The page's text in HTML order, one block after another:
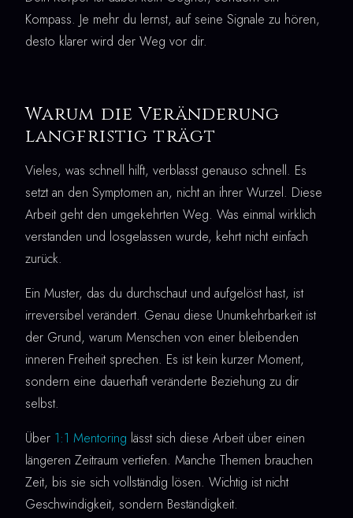
Kompass. Je mehr du lernst, auf seine Signale zu hören,
desto klarer wird der Weg vor dir.
Warum die Veränderung
langfristig trägt
Vieles, was schnell hilft, verblasst genauso schnell. Es
setzt an den Symptomen an, nicht an ihrer Wurzel. Diese
Arbeit geht den umgekehrten Weg. Was einmal wirklich
verstanden und losgelassen wurde, kehrt nicht einfach
zurück.
Ein Muster, das du durchschaut und aufgelöst hast, ist
irreversibel verändert. Genau diese Unumkehrbarkeit ist
der Grund, warum Menschen von einer bleibenden
inneren Freiheit sprechen. Es ist kein kurzer Moment,
sondern eine dauerhaft veränderte Beziehung zu dir
selbst.
Über 1:1 Mentoring lässt sich diese Arbeit über einen
längeren Zeitraum vertiefen. Manche Themen brauchen
Zeit, bis sie sich vollständig lösen. Wichtig ist nicht
Geschwindigkeit, sondern Beständigkeit.